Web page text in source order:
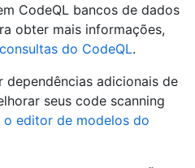
CodeQL bancos de dados
obter mais informações,
do CodeQL.
dependências adicionais de
seus code scanning
o editor de modelos do